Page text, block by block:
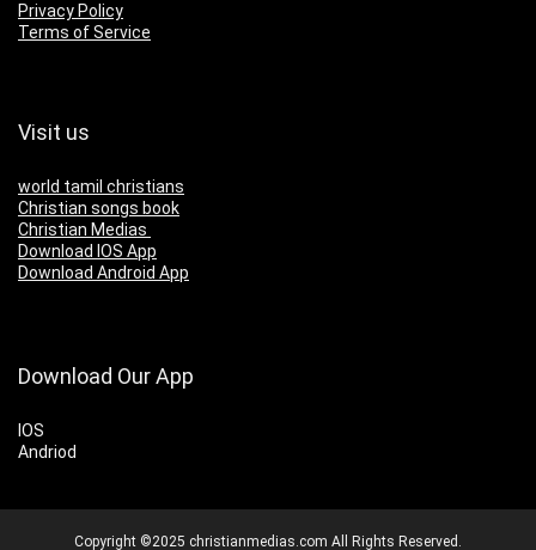
Privacy Policy
Terms of Service
Visit us
world tamil christians
Christian songs book
Christian Medias
Download IOS App
Download Android App
Download Our App
IOS
Andriod
Copyright ©2025 christianmedias.com All Rights Reserved.